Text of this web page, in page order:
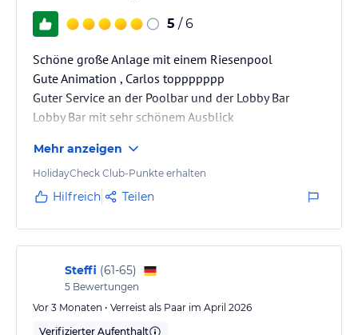
5 / 6
Schöne große Anlage mit einem Riesenpool
Gute Animation , Carlos toppppppp
Guter Service an der Poolbar und der Lobby Bar
Lobby Bar mit sehr schönem Ausblick
nicht schlechter
Für unseren Geschmack zu großes Kontingent für
Osteuropäer
Mehr anzeigen
HolidayCheck Club-Punkte erhalten
Hilfreich Teilen
Steffi (61-65)
5 Bewertungen
Vor 3 Monaten • Verreist als Paar im April 2026
Verifizierter Aufenthalt